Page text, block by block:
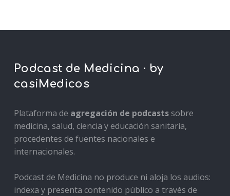
Podcast de Medicina · by
casiMedicos
Plataforma de agregación de podcastssobre
medicina, salud, ciencia y educación sanitaria,
procedentes de fuentes nacionales e
internacionales.
Podcast de Medicina no produce ni aloja los audios:
indexa y presenta contenido público a través de